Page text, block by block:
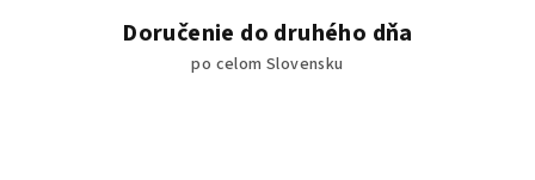
Doručenie do druhého dňa
po celom Slovensku